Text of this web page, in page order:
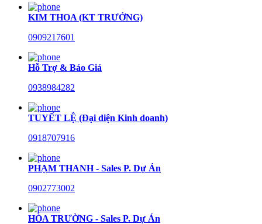
KIM THOA (KT TRƯỞNG)
0909217601
Hỗ Trợ & Báo Giá
0938984282
TUYẾT LỆ (Đại diện Kinh doanh)
0918707916
PHẠM THANH - Sales P. Dự Án
0902773002
HÒA TRƯỜNG - Sales P. Dự Án